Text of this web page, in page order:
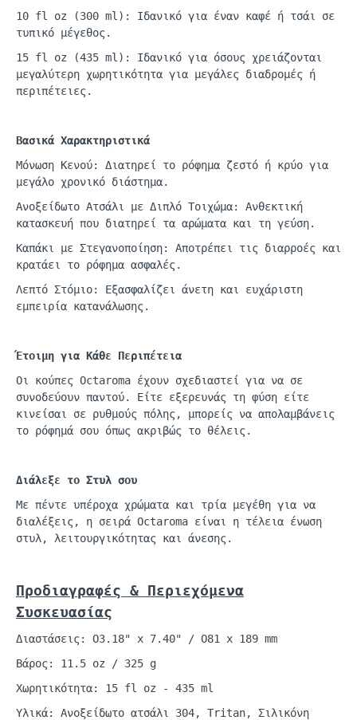
10 fl oz (300 ml ): Ιδανικό για έναν καφέ ή τσάι
σε
τυπικό μέγεθος.
15 fl oz (435 ml): Ιδανικό για όσους χρειάζονται
μεγαλύτερη χωρητικότητα για μεγάλες διαδρομές ή
περιπέτειες.
Βασικά Χαρακτηριστικά
Μόνωση Κενού: Διατηρεί το ρόφημα ζεστό ή κρύο για
μεγάλο χρονικό διάστημα.
Ανοξείδωτο Ατσάλι με Διπλό Τοιχώμα: Ανθεκτική
κατασκευή που διατηρεί τα αρώματα και τη γεύση.
Καπάκι με Στεγανοποίηση: Αποτρέπει τις διαρροές και
κρατάει το ρόφημα ασφαλές.
Λεπτό Στόμιο: Εξασφαλίζει άνετη και ευχάριστη
εμπειρία κατανάλωσης.
Έτοιμη για Κάθε Περιπέτεια
Οι κούπες Octaroma έχουν σχεδιαστεί για να σε
συνοδεύουν παντού. Είτε εξερευνάς τη φύση είτε
κινείσαι σε ρυθμούς πόλης, μπορείς να απολαμβάνεις
το ρόφημά σου όπως ακριβώς το θέλεις.
Διάλεξε το Στυλ σου
Με πέντε υπέροχα χρώματα και τρία μεγέθη για να
διαλέξεις, η σειρά Octaroma είναι η τέλεια ένωση
στυλ, λειτουργικότητας και άνεσης.
Προδιαγραφές & Περιεχόμενα
Συσκευασίας
Διαστάσεις: O3.18" x 7.40" / O81 x 189 mm
Βάρος: 11.5 oz / 325 g
Χωρητικότητα: 15 fl oz - 435 ml
Υλικά: Ανοξείδωτο ατσάλι 304, Tritan, Σιλικόνη